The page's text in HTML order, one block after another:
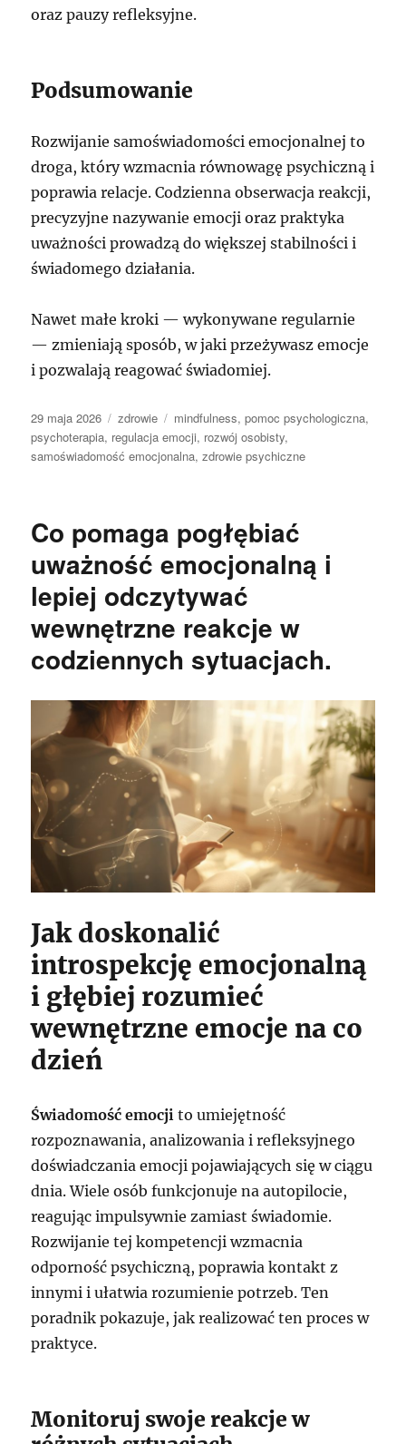
oraz pauzy refleksyjne.
Podsumowanie
Rozwijanie samoświadomości emocjonalnej to
droga, który wzmacnia równowagę psychiczną i
poprawia relacje. Codzienna obserwacja reakcji,
precyzyjne nazywanie emocji oraz praktyka
uważności prowadzą do większej stabilności i
świadomego działania.
Nawet małe kroki — wykonywane regularnie
— zmieniają sposób, w jaki przeżywasz emocje
i pozwalają reagować świadomiej.
Data
publikacji
29 maja 2026 Kategorie
zdrowie Tagi
mindfulness,pomoc psychologiczna,
psychoterapia, regulacja emocji, rozwój osobisty,
samoświadomość emocjonalna,zdrowie psychiczne
Co pomaga pogłębiać
uważność emocjonalną i
lepiej odczytywać
wewnętrzne reakcje w
codziennych sytuacjach.
Jak doskonalić
introspekcję emocjonalną
i głębiej rozumieć
wewnętrzne emocje na co
dzień
Świadomość emocji to umiejętność
rozpoznawania, analizowania i refleksyjnego
doświadczania emocji pojawiających się w ciągu
dnia. Wiele osób funkcjonuje na autopilocie,
reagując impulsywnie zamiast świadomie.
Rozwijanie tej kompetencji wzmacnia
odporność psychiczną, poprawia kontakt z
innymi i ułatwia rozumienie potrzeb. Ten
poradnik pokazuje, jak realizować ten proces w
praktyce.
Monitoruj swoje reakcje w